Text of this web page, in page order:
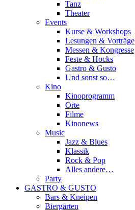
Tanz
Theater
Events
Kurse & Workshops
Lesungen & Vorträge
Messen & Kongresse
Feste & Hocks
Gastro & Gusto
Und sonst so…
Kino
Kinoprogramm
Orte
Filme
Kinonews
Music
Jazz & Blues
Klassik
Rock & Pop
Alles andere…
Party
GASTRO & GUSTO
Bars & Kneipen
Biergärten